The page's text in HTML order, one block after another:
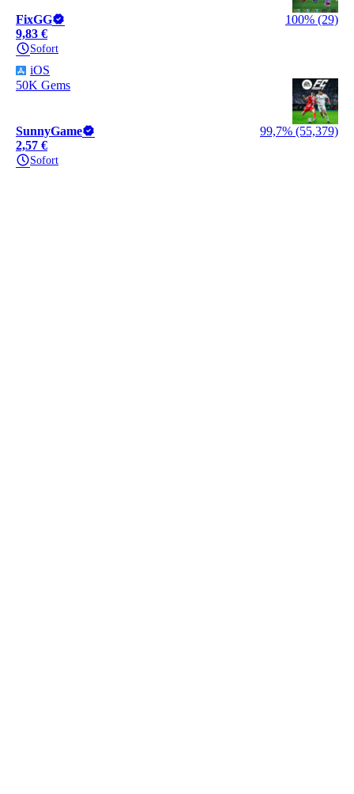
FixGG
100% (29)
9,83 €
Sofort
iOS
50K Gems
SunnyGame
99,7% (55,379)
2,57 €
Sofort